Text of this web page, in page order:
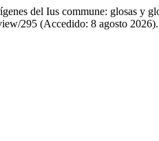
del Ius commune: glosas y
295 (Accedido: 8 agosto 2026).